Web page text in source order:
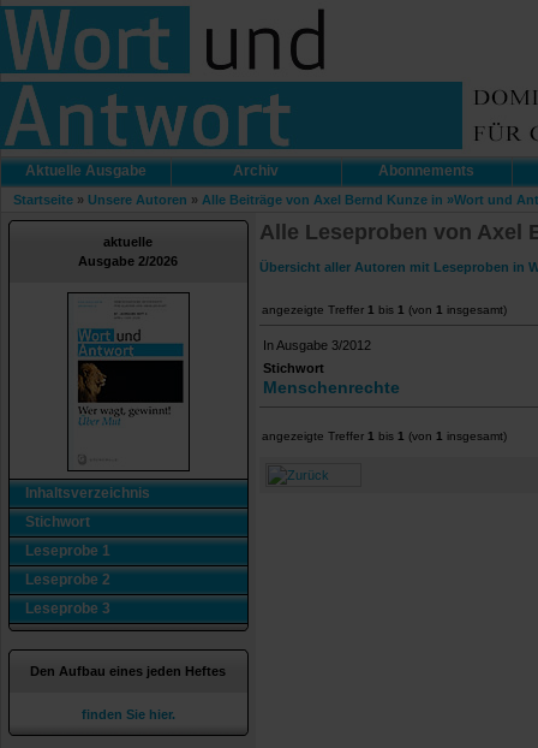
Aktuelle Ausgabe Archiv Abonnements
Startseite » Unsere Autoren » Alle Beiträge von Axel Bernd Kunze in »Wort und
aktuelle
Ausgabe 2/2026
Inhaltsverzeichnis
Stichwort
Leseprobe 1
Leseprobe 2
Leseprobe 3
Den Aufbau eines jeden Heftes
finden Sie hier.
Alle Leseproben von Axel
Übersicht aller Autoren mit Leseproben in
angezeigte Treffer 1 bis 1 (von 1 insgesamt)
In Ausgabe 3/2012
Stichwort
Menschenrechte
angezeigte Treffer 1 bis 1 (von 1 insgesamt)